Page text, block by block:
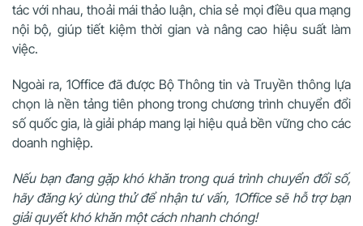
tác với nhau, thoải mái thảo luận, chia sẻ mọi điều qua mạng
nội bộ, giúp tiết kiệm thời gian và nâng cao hiệu suất làm
việc.
Ngoài ra, 1Office đã được Bộ Thông tin và Truyền thông lựa
chọn là nền tảng tiên phong trong chương trình chuyển đổi
số quốc gia, là giải pháp mang lại hiệu quả bền vững cho các
doanh nghiệp.
Nếu bạn đang gặp khó khăn trong quá trình chuyển đổi số,
hãy đăng ký dùng thử để nhận tư vấn, 1Office sẽ hỗ trợ bạn
giải quyết khó khăn một cách nhanh chóng!